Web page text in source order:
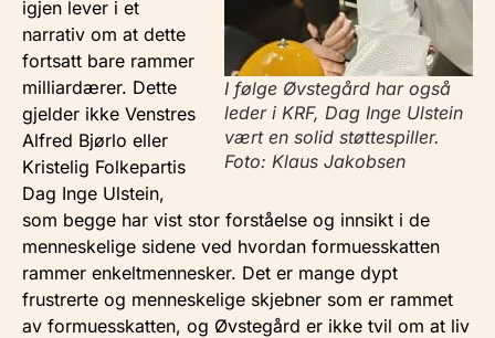
I følge Øvstegård har også
leder i KRF, Dag Inge Ulstein
vært en solid støttespiller.
Foto: Klaus Jakobsen
igjen lever i et
narrativ om at dette
fortsatt bare rammer
milliardærer. Dette
gjelder ikke Venstres
Alfred Bjørlo eller
Kristelig Folkepartis
Dag Inge Ulstein,
som begge har vist stor forståelse og innsikt i de
menneskelige sidene ved hvordan formuesskatten
rammer enkeltmennesker. Det er mange dypt
frustrerte og menneskelige skjebner som er rammet
av formuesskatten, og Øvstegård er ikke tvil om at liv